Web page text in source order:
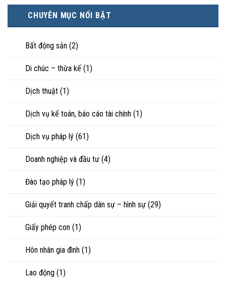
nào?
trực
tiếp
nuôi
hạnh
phúc:
Góc
tài
sản
chấp
CHUYÊN MỤC NỔI BẬT
Bất động sản (2)
Di chúc – thừa kế (1)
Dịch thuật (1)
Dịch vụ kế toán, báo cáo tài chính (1)
Dịch vụ pháp lý (61)
Doanh nghiệp và đầu tư (4)
Đào tạo pháp lý (1)
Giải quyết tranh chấp dân sự – hình sự (29)
Giấy phép con (1)
Hôn nhân gia đình (1)
Lao động (1)